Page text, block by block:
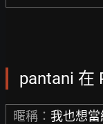
pantani 在
暱稱： 我也想